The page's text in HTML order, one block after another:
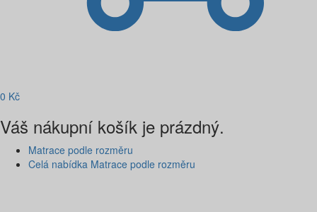
0 Kč
Váš nákupní košík je prázdný.
Matrace podle rozměru
Celá nabídka Matrace podle rozměru